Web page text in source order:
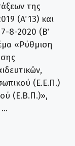
της
(Α΄ 13) και
8-2020 (Β΄
«Ρύθμιση
(Ε.Ε.Π.)
(Ε.Β.Π.)»,
…